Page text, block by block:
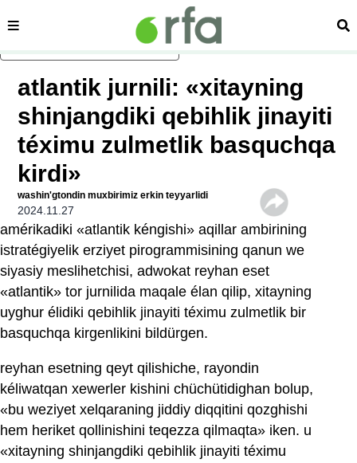
asasliq mezmungha atlang
sehipe
atlantik jurnili: «xitayning
shinjangdiki qebihlik jinayiti
téximu zulmetlik basquchqa
kirdi»
washin'gtondin muxbirimiz erkin teyyarlidi
2024.11.27
amérikadiki «atlantik kéngishi» aqillar ambirining
istratégiyelik erziyet pirogrammisining qanun we
siyasiy meslihetchisi, adwokat reyhan eset
«atlantik» tor jurnilida maqale élan qilip, xitayning
uyghur élidiki qebihlik jinayiti téximu zulmetlik bir
basquchqa kirgenlikini bildürgen.
reyhan esetning qeyt qilishiche, rayondin
kéliwatqan xewerler kishini chüchütidighan bolup,
«bu weziyet xelqaraning jiddiy diqqitini qozghishi
hem heriket qollinishini teqezza qilmaqta» iken. u
«xitayning shinjangdiki qebihlik jinayiti téximu